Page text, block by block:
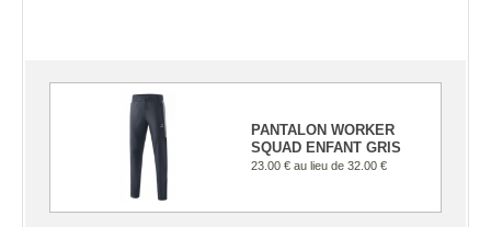
PANTALON WORKER
SQUAD ENFANT GRIS
23.00 € au lieu de 32.00 €